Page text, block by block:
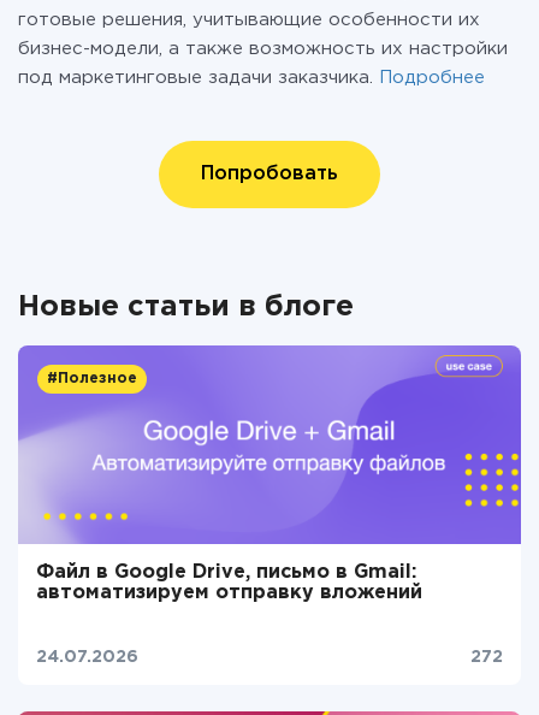
готовые решения, учитывающие особенности их
бизнес-модели, а также возможность их настройки
под маркетинговые задачи заказчика.
Подробнее
Попробовать
Новые статьи в блоге
#Полезное
Файл в Google Drive, письмо в Gmail:
автоматизируем отправку вложений
24.07.2026 272